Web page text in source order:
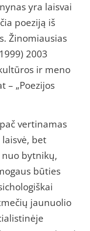
yra laisvai
poeziją iš
Žinomiausias
2003
ir meno
– „Poezijos
vertinamas
bet
nuo bytnikų,
būties
jaunuolio